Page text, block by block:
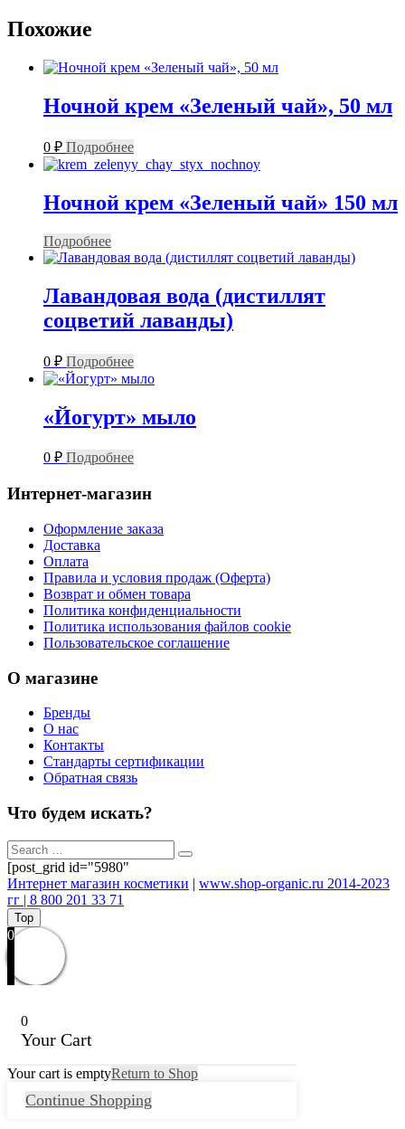
Похожие
Ночной крем «Зеленый чай», 50 мл
0 ₽ Подробнее
Ночной крем «Зеленый чай» 150 мл
Подробнее
Лавандовая вода (дистиллят
соцветий лаванды)
0 ₽ Подробнее
«Йогурт» мыло
0 ₽ Подробнее
Интернет-магазин
Оформление заказа
Доставка
Оплата
Правила и условия продаж (Оферта)
Возврат и обмен товара
Политика конфиденциальности
Политика использования файлов cookie
Пользовательское соглашение
О магазине
Бренды
О нас
Контакты
Стандарты сертификации
Обратная связь
Что будем искать?
[post_grid id="5980"
Интернет магазин косметики | www.shop-organic.ru 2014-2023
гг | 8 800 201 33 71
Top
0
0
Your Cart
Your cart is emptyReturn to Shop
Continue Shopping